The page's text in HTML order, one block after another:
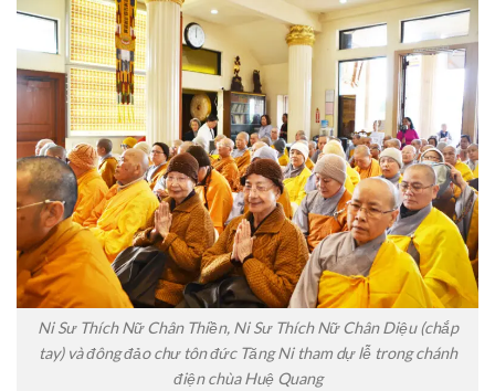
Ni Sư Thích Nữ Chân Thiền, Ni Sư Thích Nữ Chân Diệu (chắp
tay) và đông đảo chư tôn đức Tăng Ni tham dự lễ trong chánh
điện chùa Huệ Quang